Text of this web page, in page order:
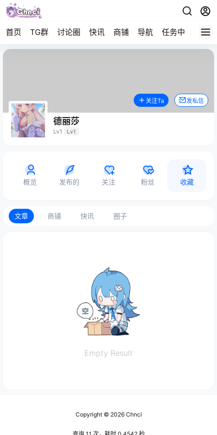
首页 TG群 讨论圈 快讯 商铺 导航 任务中心 帮助
德丽莎
Lv1 Lv1
关注Ta 发私信
概览 发布的 关注 粉丝 收藏
文章 商铺 快讯 圈子
Empty Result
Copyright © 2026Chnci